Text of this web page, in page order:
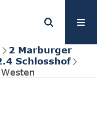
2 Marburger
Schlosshof